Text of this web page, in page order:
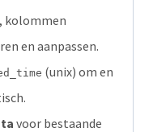
kolommen
en aanpassen.
(unix) om en
voor bestaande